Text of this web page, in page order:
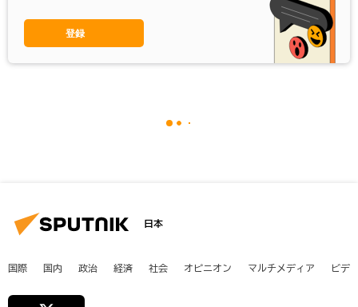
登録
日本
国際 国内 政治 経済 社会 オピニオン マルチメディア ビデ